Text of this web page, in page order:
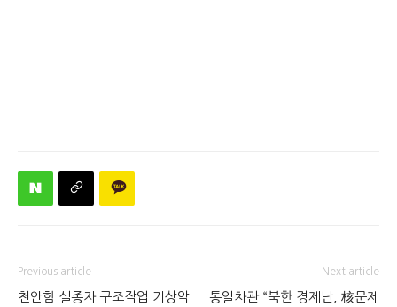
Previous article
천안함 실종자 구조작업 기상악
Next article
통일차관 “북한 경제난, 核문제